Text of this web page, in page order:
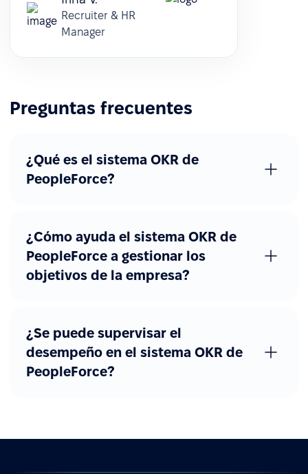
Recruiter & HR
Manager
Preguntas frecuentes
¿Qué es el sistema OKR de
PeopleForce?
¿Cómo ayuda el sistema OKR de
PeopleForce a gestionar los
objetivos de la empresa?
¿Se puede supervisar el
desempeño en el sistema OKR de
PeopleForce?